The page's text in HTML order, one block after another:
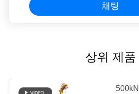
채팅
상위 제품